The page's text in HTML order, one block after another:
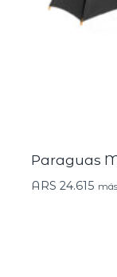
Paraguas
ARS 24.615